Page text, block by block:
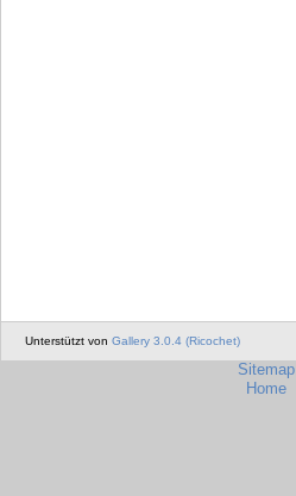
Unterstützt von Gallery 3.0.4 (Ricochet)
Sitemap
Home